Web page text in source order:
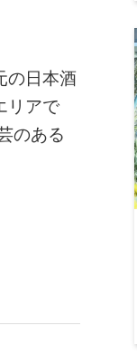
の日本酒
リアで
のある